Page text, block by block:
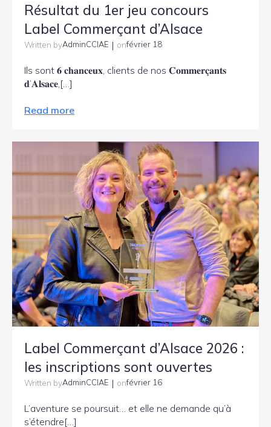
Résultat du 1er jeu concours
Label Commerçant d’Alsace
Written byAdminCCIAE | onfévrier 18
Ils sont 𝟔 𝐜𝐡𝐚𝐧𝐜𝐞𝐮𝐱, clients de nos 𝐂𝐨𝐦𝐦𝐞𝐫𝐜̧𝐚𝐧𝐭𝐬
𝐝’𝐀𝐥𝐬𝐚𝐜𝐞,[…]
Read more
Label Commerçant d’Alsace 2026 :
les inscriptions sont ouvertes
Written byAdminCCIAE | onfévrier 16
L’aventure se poursuit… et elle ne demande qu’à
s’étendre[…]